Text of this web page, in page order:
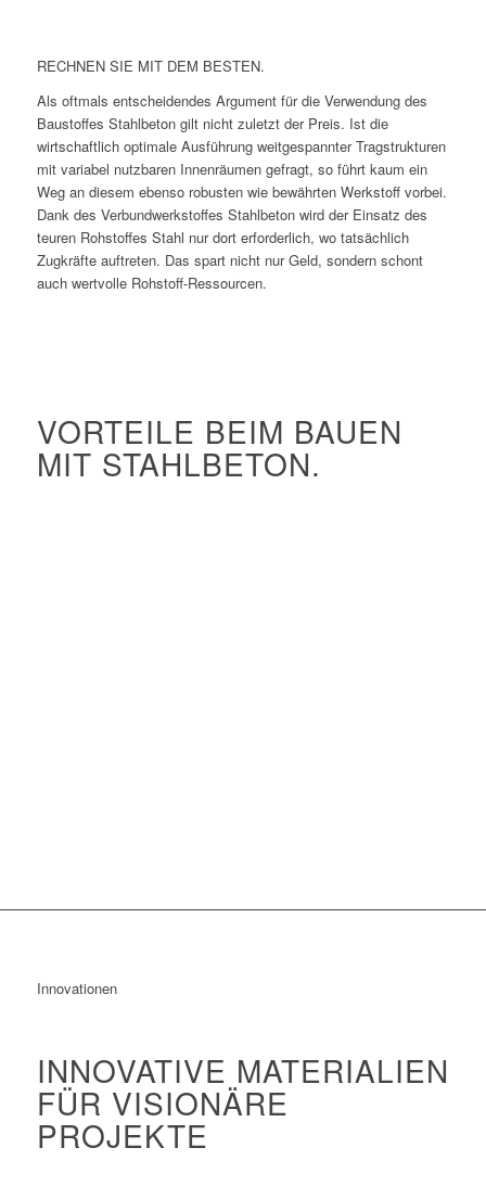
RECHNEN SIE MIT DEM BESTEN.
Als oftmals entscheidendes Argument für die Verwendung des
Baustoffes Stahlbeton gilt nicht zuletzt der Preis. Ist die
wirtschaftlich optimale Ausführung weitgespannter Tragstrukturen
mit variabel nutzbaren Innenräumen gefragt, so führt kaum ein
Weg an diesem ebenso robusten wie bewährten Werkstoff vorbei.
Dank des Verbundwerkstoffes Stahlbeton wird der Einsatz des
teuren Rohstoffes Stahl nur dort erforderlich, wo tatsächlich
Zugkräfte auftreten. Das spart nicht nur Geld, sondern schont
auch wertvolle Rohstoff-Ressourcen.
VORTEILE BEIM BAUEN
MIT STAHLBETON.
Innovationen
INNOVATIVE MATERIALIEN
FÜR VISIONÄRE
PROJEKTE